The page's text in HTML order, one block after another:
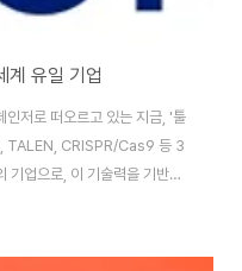
계 유일 기업
인저로 떠오르고 있는 지금, '툴
TALEN, CRISPR/Cas9 등 3
기업으로, 이 기술력을 기반으
다.단순한 기술 기업이 아닌,
툴젠, 3대 유전자가위 모두 보